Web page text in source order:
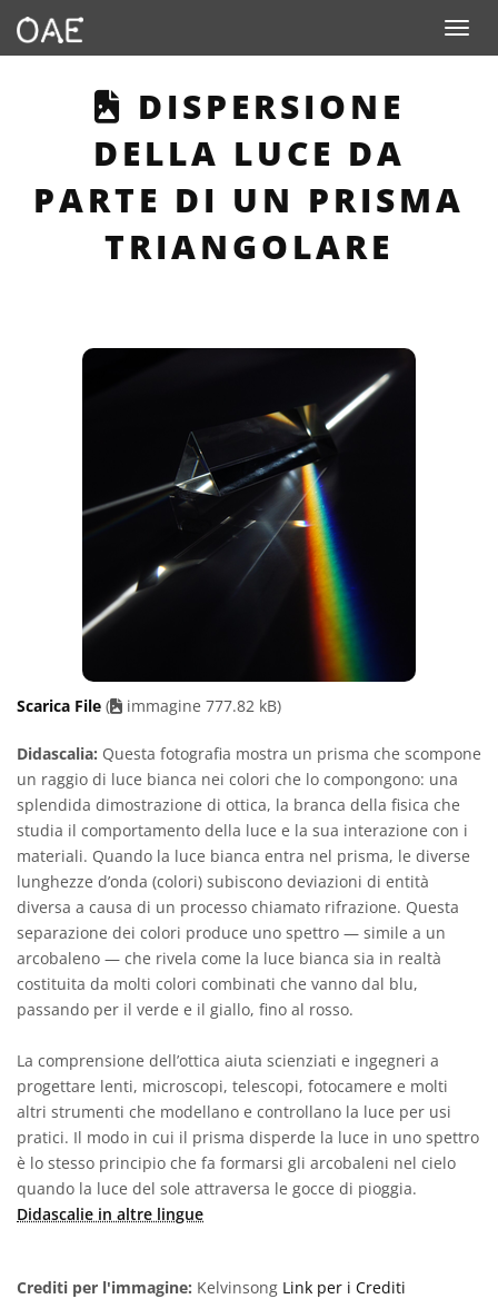
Toggle
THIS PAGE
DISPERSIONE
DELLA LUCE DA
PARTE DI UN PRISMA
TRIANGOLARE
Scarica File ( immagine 777.82 kB)
Didascalia: Questa fotografia mostra un prisma che scompone
un raggio di luce bianca nei colori che lo compongono: una
splendida dimostrazione di ottica, la branca della fisica che
studia il comportamento della luce e la sua interazione con i
materiali. Quando la luce bianca entra nel prisma, le diverse
lunghezze d’onda (colori) subiscono deviazioni di entità
diversa a causa di un processo chiamato rifrazione. Questa
separazione dei colori produce uno spettro — simile a un
arcobaleno — che rivela come la luce bianca sia in realtà
costituita da molti colori combinati che vanno dal blu,
passando per il verde e il giallo, fino al rosso.
La comprensione dell’ottica aiuta scienziati e ingegneri a
progettare lenti, microscopi, telescopi, fotocamere e molti
altri strumenti che modellano e controllano la luce per usi
pratici. Il modo in cui il prisma disperde la luce in uno spettro
è lo stesso principio che fa formarsi gli arcobaleni nel cielo
quando la luce del sole attraversa le gocce di pioggia.
Didascalie in altre lingue
Crediti per l'immagine: Kelvinsong Link per i Crediti